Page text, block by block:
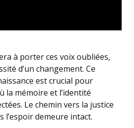
à porter ces voix oubliées,
d’un changement. Ce
est crucial pour
la mémoire et l’identité
Le chemin vers la justice
l’espoir demeure intact.